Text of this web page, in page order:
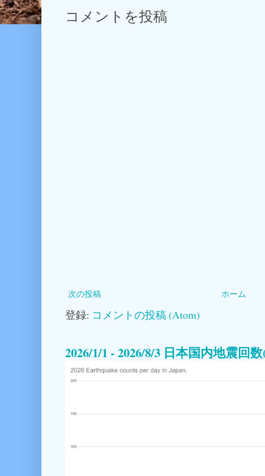
コメントを投稿
次の投稿 ホーム
登録: コメントの投稿 (Atom)
2026/1/1 - 2026/8/3 日本国内地震回